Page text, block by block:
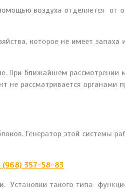
воздуха отделяется от
которое не имеет запаха
При ближайшем рассмотрении
рассматривается органами
Генератор этой системы
(968) 357-58-83
Установки такого типа